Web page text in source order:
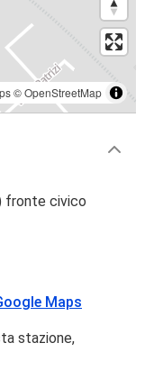
©OpenStreetMap
fronte civico
Maps
stazione,